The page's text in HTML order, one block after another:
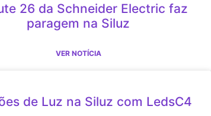
26 da Schneider Electric faz
paragem na Siluz
VER NOTÍCIA
de Luz na Siluz com LedsC4